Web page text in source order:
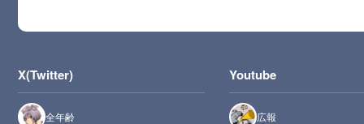
X(Twitter)
全年齢
Youtube
広報